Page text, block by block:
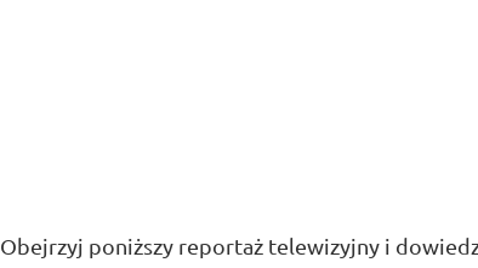
Obejrzyj poniższy reportaż telewizyjny i